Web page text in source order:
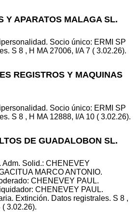
Y APARATOS MALAGA SL.
Socio único: ERMI SP
S 8 , H MA 27006, I/A 7 ( 3.02.26).
REGISTROS Y MAQUINAS
Socio único: ERMI SP
S 8 , H MA 12888, I/A 10 ( 3.02.26).
DE GUADALOBON SL.
Solid.: CHENEVEY
MARCO ANTONIO.
CHENEVEY PAUL.
CHENEVEY PAUL.
Extinción. Datos registrales. S 8 ,
( 3.02.26).